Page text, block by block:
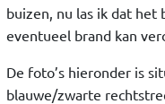
buizen, nu las ik dat
eventueel brand kan
De foto’s hieronder is
blauwe/zwarte